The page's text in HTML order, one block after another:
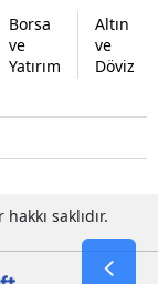
Borsa
ve
Yatırım
Altın
ve
Döviz
saklıdır.